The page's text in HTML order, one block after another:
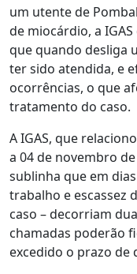
um utente de
de miocárdio, a
que quando desliga
ter sido atendida, e
ocorrências, o que
tratamento do caso.
A IGAS, que
a 04 de novembro
sublinha que em
trabalho e escassez
caso – decorriam
chamadas poderão
excedido o prazo de